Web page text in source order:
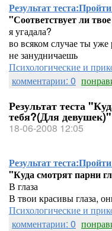
Результат теста:Пройти
"Соответствует ли
я угадала?
во всяком случае ты
не занудничаешь
Психологические и
комментарии: 0
Результат теста
тебя?(Для девушек)"
18-06-2008 12:05
Результат теста:Пройти
"Куда смотрят парни
В глаза
В твои красивы глаза,
Психологические и
комментарии: 0